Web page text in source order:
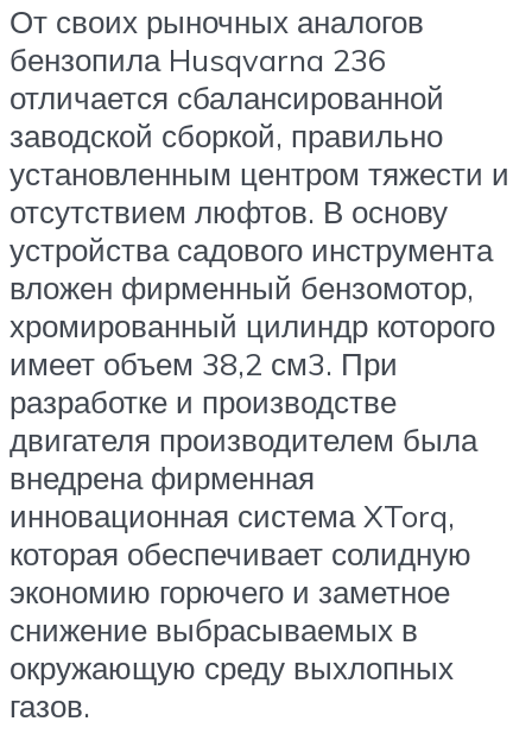
От своих рыночных аналогов
бензопила Husqvarna 236
отличается сбалансированной
заводской сборкой, правильно
установленным центром тяжести и
отсутствием люфтов. В основу
устройства садового инструмента
вложен фирменный бензомотор,
хромированный цилиндр которого
имеет объем 38,2 см3. При
разработке и производстве
двигателя производителем была
внедрена фирменная
инновационная система XTorq,
которая обеспечивает солидную
экономию горючего и заметное
снижение выбрасываемых в
окружающую среду выхлопных
газов.